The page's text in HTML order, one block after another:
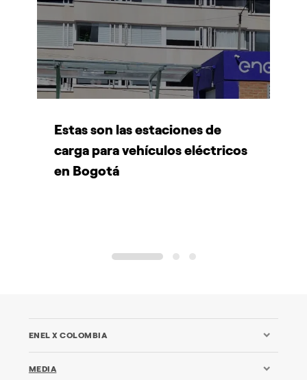
Estas son las estaciones de
carga para vehículos eléctricos
en Bogotá
1 2 3
ENEL X COLOMBIA
MEDIA